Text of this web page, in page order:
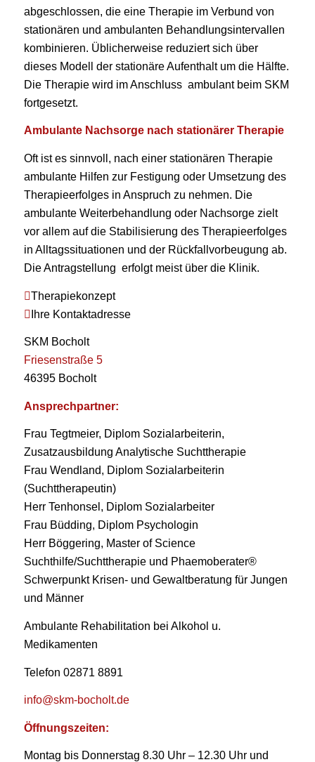
abgeschlossen, die eine Therapie im Verbund von
stationären und ambulanten Behandlungsintervallen
kombinieren. Üblicherweise reduziert sich über
dieses Modell der stationäre Aufenthalt um die Hälfte.
Die Therapie wird im Anschluss ambulant beim SKM
fortgesetzt.
Ambulante Nachsorge nach stationärer Therapie
Oft ist es sinnvoll, nach einer stationären Therapie
ambulante Hilfen zur Festigung oder Umsetzung des
Therapieerfolges in Anspruch zu nehmen. Die
ambulante Weiterbehandlung oder Nachsorge zielt
vor allem auf die Stabilisierung des Therapieerfolges
in Alltagssituationen und der Rückfallvorbeugung ab.
Die Antragstellung erfolgt meist über die Klinik.
Therapiekonzept
Ihre Kontaktadresse
SKM Bocholt
Friesenstraße 5
46395 Bocholt
Ansprechpartner:
Frau Tegtmeier, Diplom Sozialarbeiterin,
Zusatzausbildung Analytische Suchttherapie
Frau Wendland, Diplom Sozialarbeiterin
(Suchttherapeutin)
Herr Tenhonsel, Diplom Sozialarbeiter
Frau Büdding, Diplom Psychologin
Herr Böggering, Master of Science
Suchthilfe/Suchttherapie und Phaemoberater®
Schwerpunkt Krisen- und Gewaltberatung für Jungen
und Männer
Ambulante Rehabilitation bei Alkohol u.
Medikamenten
Telefon 02871 8891
info@skm-bocholt.de
Öffnungszeiten:
Montag bis Donnerstag 8.30 Uhr – 12.30 Uhr und